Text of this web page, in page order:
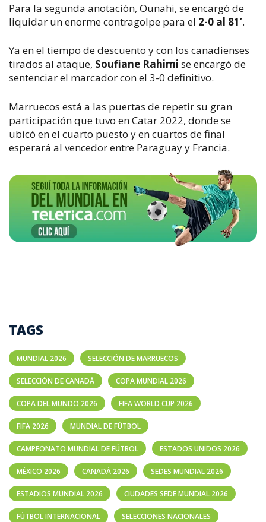
Para la segunda anotación, Ounahi, se encargó de
liquidar un enorme contragolpe para el 2-0 al 81’.
Ya en el tiempo de descuento y con los canadienses
tirados al ataque, Soufiane Rahimi se encargó de
sentenciar el marcador con el 3-0 definitivo.
Marruecos está a las puertas de repetir su gran
participación que tuvo en Catar 2022, donde se
ubicó en el cuarto puesto y en cuartos de final
esperará al vencedor entre Paraguay y Francia.
TAGS
MUNDIAL 2026 SELECCIÓN DE MARRUECOS
SELECCIÓN DE CANADÁ COPA MUNDIAL 2026
COPA DEL MUNDO 2026 FIFA WORLD CUP 2026
FIFA 2026 MUNDIAL DE FÚTBOL
CAMPEONATO MUNDIAL DE FÚTBOL ESTADOS UNIDOS 2026
MÉXICO 2026 CANADÁ 2026 SEDES MUNDIAL 2026
ESTADIOS MUNDIAL 2026 CIUDADES SEDE MUNDIAL 2026
FÚTBOL INTERNACIONAL SELECCIONES NACIONALES